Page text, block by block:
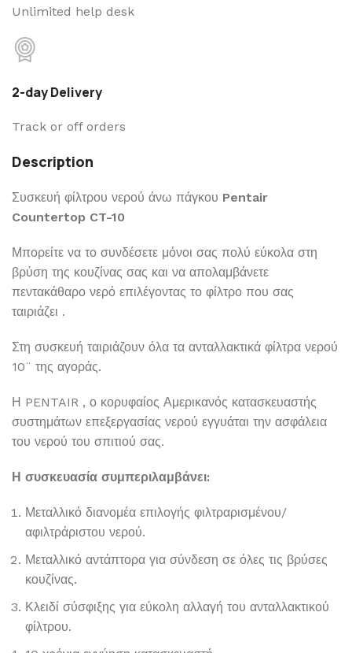
Unlimited help desk
2-day Delivery
Track or off orders
Description
Συσκευή φίλτρου νερού άνω πάγκου Pentair
Countertop CT-10
Μπορείτε να το συνδέσετε μόνοι σας πολύ εύκολα στη
βρύση της κουζίνας σας και να απολαμβάνετε
πεντακάθαρο νερό επιλέγοντας το φίλτρο που σας
ταιριάζει .
Στη συσκευή ταιριάζουν όλα τα ανταλλακτικά φίλτρα νερού
10¨ της αγοράς.
Η PENTAIR , ο κορυφαίος Αμερικανός κατασκευαστής
συστημάτων επεξεργασίας νερού εγγυάται την ασφάλεια
του νερού του σπιτιού σας.
Η συσκευασία συμπεριλαμβάνει:
Μεταλλικό διανομέα επιλογής φιλτραρισμένου/
αφιλτράριστου νερού.
Μεταλλικό αντάπτορα για σύνδεση σε όλες τις βρύσες
κουζίνας.
Κλειδί σύσφιξης για εύκολη αλλαγή του ανταλλακτικού
φίλτρου.